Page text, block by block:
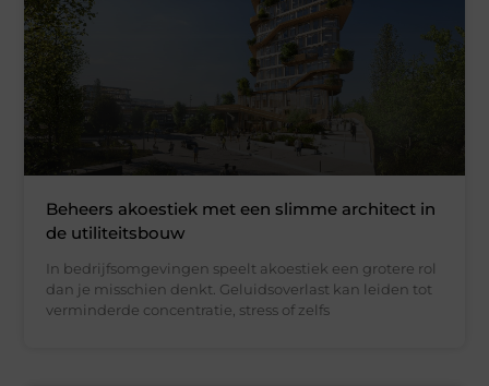
Beheers akoestiek met een slimme architect in
de utiliteitsbouw
In bedrijfsomgevingen speelt akoestiek een grotere rol
dan je misschien denkt. Geluidsoverlast kan leiden tot
verminderde concentratie, stress of zelfs